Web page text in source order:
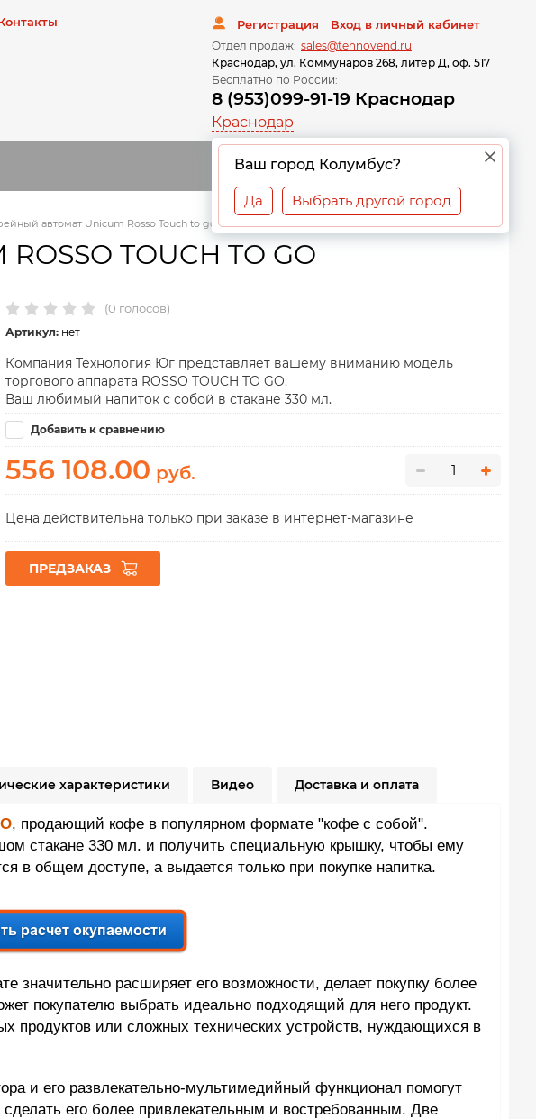
Регистрация Вход в личный кабинет
Отдел продаж: sales@tehnovend.ru
Краснодар, ул. Коммунаров 268, литер Д, оф. 517
Бесплатно по России:
8 (953)099-91-19 Краснодар
Краснодар
Ваш город Колумбус?
Да Выбрать другой город
0
автомат Unicum Rosso Touch to go
TOUCH TO GO
(0 голосов)
Артикул: нет
Компания Технология Юг представляет вашему вниманию модель
торгового аппарата ROSSO TOUCH TO GO.
Ваш любимый напиток с собой в стакане 330 мл.
Добавить к сравнению
556 108.00 руб.
Цена действительна только при заказе в интернет-магазине
ПРЕДЗАКАЗ
характеристики Видео Доставка и оплата
, продающий кофе в популярном формате "кофе с собой".
стакане 330 мл. и получить специальную крышку, чтобы ему
в общем доступе, а выдается только при покупке напитка.
значительно расширяет его возможности, делает покупку более
покупателю выбрать идеально подходящий для него продукт.
продуктов или сложных технических устройств, нуждающихся в
и его развлекательно-мультимедийный функционал помогут
его более привлекательным и востребованным. Две